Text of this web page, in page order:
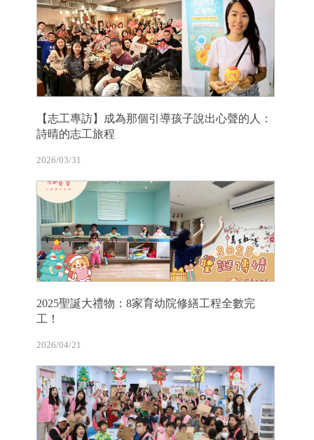
【志工專訪】成為那個引導孩子說出心聲的人：
詩晴的志工旅程
2026/03/31
2025聖誕大禮物：8家育幼院修繕工程全數完
工！
2026/04/21